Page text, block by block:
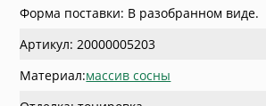
Форма поставки: В разобранном виде.
Артикул: 20000005203
Материал:массив сосны